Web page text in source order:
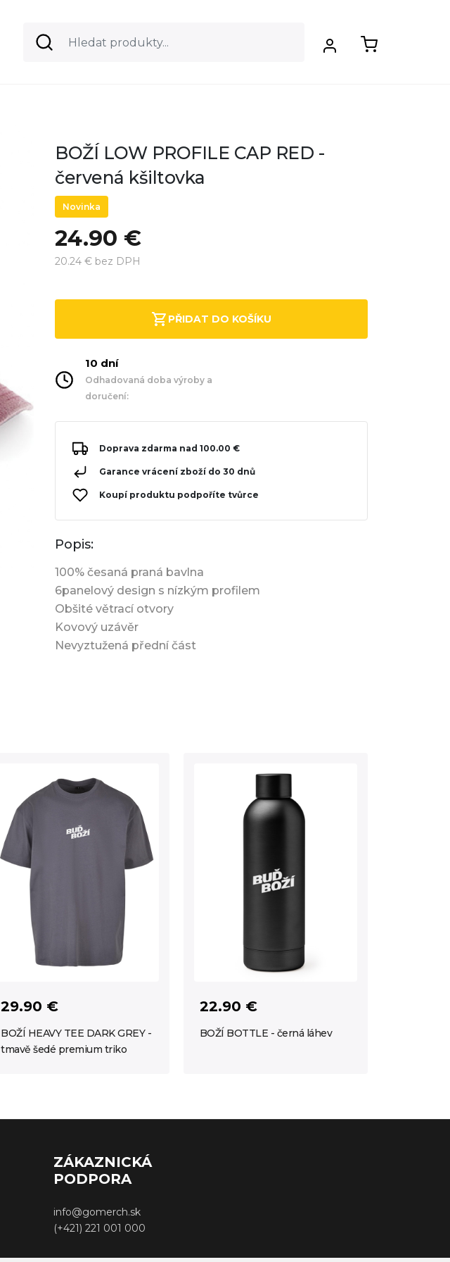
BOŽÍ LOW PROFILE CAP RED -
červená kšiltovka
Novinka
24.90 €
20.24 € bez DPH
PŘIDAT DO KOŠÍKU
10 dní
Odhadovaná doba výroby a
doručení:
Doprava zdarma nad 100.00 €
Garance vrácení zboží do 30 dnů
Koupí produktu podpoříte tvůrce
Popis:
100% česaná praná bavlna
6panelový design s nízkým profilem
Obšité větrací otvory
Kovový uzávěr
Nevyztužená přední část
29.90 €
BOŽÍ HEAVY TEE DARK GREY -
tmavě šedé premium triko
22.90 €
BOŽÍ BOTTLE - černá láhev
ZÁKAZNICKÁ
PODPORA
info@gomerch.sk
(+421) 221 001 000